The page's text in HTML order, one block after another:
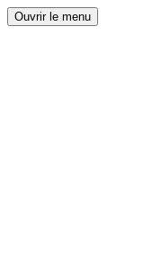
Ouvrir le menu